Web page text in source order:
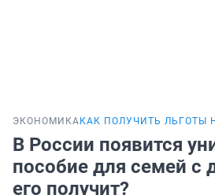
ЭКОНОМИКА КАК ПОЛУЧИТЬ ЛЬГОТЫ
В России появится
пособие для семей с
его получит?